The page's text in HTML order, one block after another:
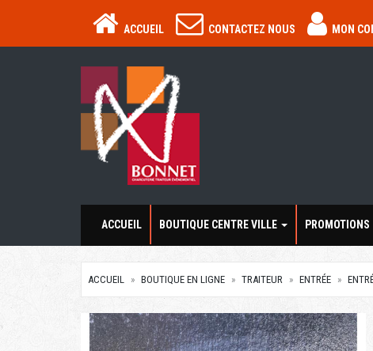
ACCUEIL CONTACTEZ NOUS MON
ACCUEIL BOUTIQUE CENTRE VILLE PROMOTIONS
ACCUEIL BOUTIQUE EN LIGNE TRAITEUR ENTRÉE